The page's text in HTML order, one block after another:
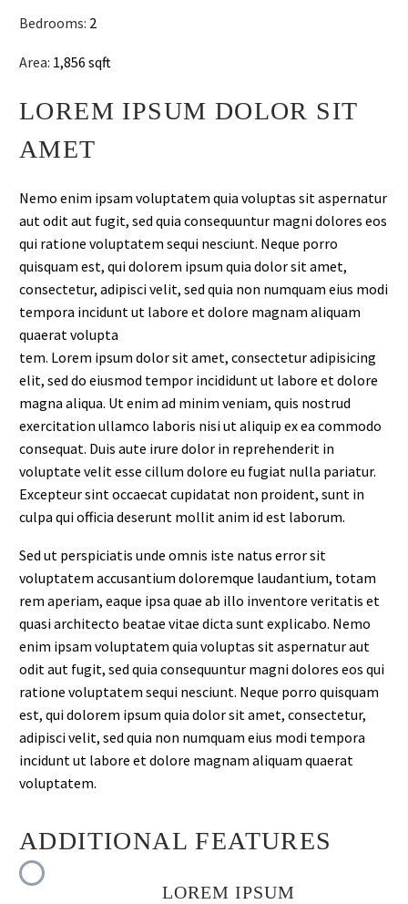
Bedrooms: 2
Area: 1,856 sqft
LOREM IPSUM DOLOR SIT
AMET
Nemo enim ipsam voluptatem quia voluptas sit aspernatur
aut odit aut fugit, sed quia consequuntur magni dolores eos
qui ratione voluptatem sequi nesciunt. Neque porro
quisquam est, qui dolorem ipsum quia dolor sit amet,
consectetur, adipisci velit, sed quia non numquam eius modi
tempora incidunt ut labore et dolore magnam aliquam
quaerat volupta
tem. Lorem ipsum dolor sit amet, consectetur adipisicing
elit, sed do eiusmod tempor incididunt ut labore et dolore
magna aliqua. Ut enim ad minim veniam, quis nostrud
exercitation ullamco laboris nisi ut aliquip ex ea commodo
consequat. Duis aute irure dolor in reprehenderit in
voluptate velit esse cillum dolore eu fugiat nulla pariatur.
Excepteur sint occaecat cupidatat non proident, sunt in
culpa qui officia deserunt mollit anim id est laborum.
Sed ut perspiciatis unde omnis iste natus error sit
voluptatem accusantium doloremque laudantium, totam
rem aperiam, eaque ipsa quae ab illo inventore veritatis et
quasi architecto beatae vitae dicta sunt explicabo. Nemo
enim ipsam voluptatem quia voluptas sit aspernatur aut
odit aut fugit, sed quia consequuntur magni dolores eos qui
ratione voluptatem sequi nesciunt. Neque porro quisquam
est, qui dolorem ipsum quia dolor sit amet, consectetur,
adipisci velit, sed quia non numquam eius modi tempora
incidunt ut labore et dolore magnam aliquam quaerat
voluptatem.
ADDITIONAL FEATURES
LOREM IPSUM